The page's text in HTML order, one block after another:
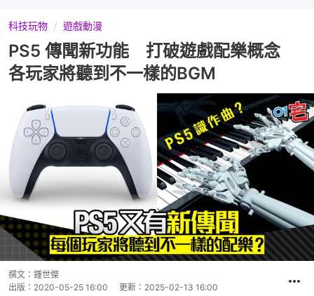
科技玩物 遊戲動漫
PS5 傳聞新功能 打破遊戲配樂概念
各玩家將聽到不一樣的BGM
撰文： 鍾世傑
出版： 2020-05-25 16:00 更新： 2025-02-13 16:00